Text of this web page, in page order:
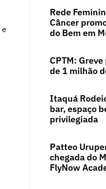
Rede
Câncer
do Bem em
CPTM:
de 1 milhão
Itaquá
bar, espaço
privilegiada
Patteo
chegada do
FlyNow